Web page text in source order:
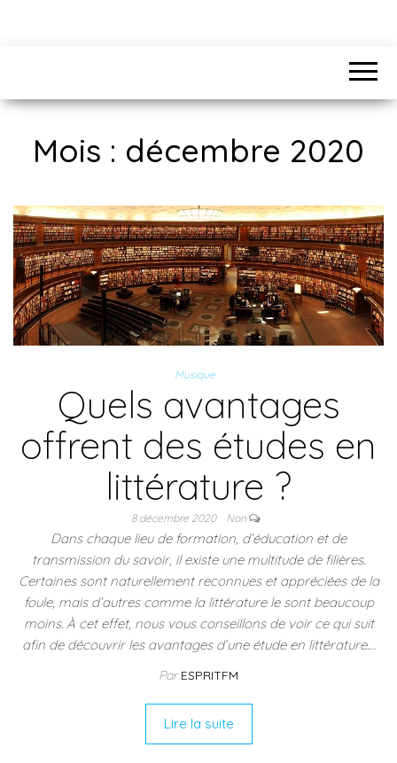
Mois : décembre 2020
Musique
Quels avantages
offrent des études en
littérature ?
8 décembre 2020 Non
Dans chaque lieu de formation, d’éducation et de
transmission du savoir, il existe une multitude de filières.
Certaines sont naturellement reconnues et appréciées de la
foule, mais d’autres comme la littérature le sont beaucoup
moins. À cet effet, nous vous conseillons de voir ce qui suit
afin de découvrir les avantages d’une étude en littérature.…
ParESPRITFM
Lire la suite